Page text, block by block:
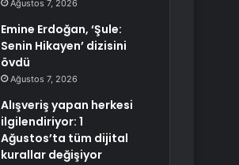
Ağustos 7, 2026
Emine Erdoğan, ‘Şule:
Senin Hikayen’ dizisini
övdü
Ağustos 7, 2026
Alışveriş yapan herkesi
ilgilendiriyor: 1
Ağustos’ta tüm dijital
kurallar değişiyor